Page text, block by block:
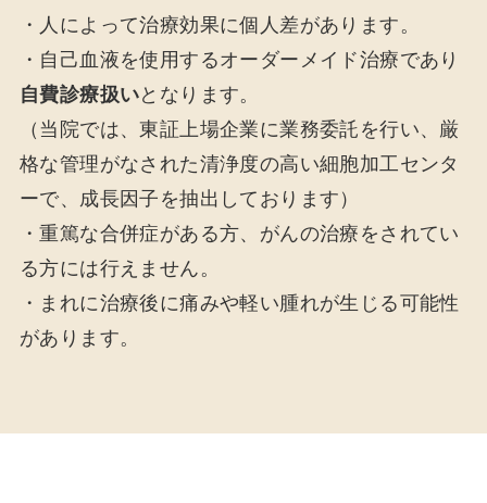
・人によって治療効果に個人差があります。
・自己血液を使用するオーダーメイド治療であり
自費診療扱いとなります。
（当院では、東証上場企業に業務委託を行い、厳
格な管理がなされた清浄度の高い細胞加工センタ
ーで、成長因子を抽出しております）
・重篤な合併症がある方、がんの治療をされてい
る方には行えません。
・まれに治療後に痛みや軽い腫れが生じる可能性
があります。